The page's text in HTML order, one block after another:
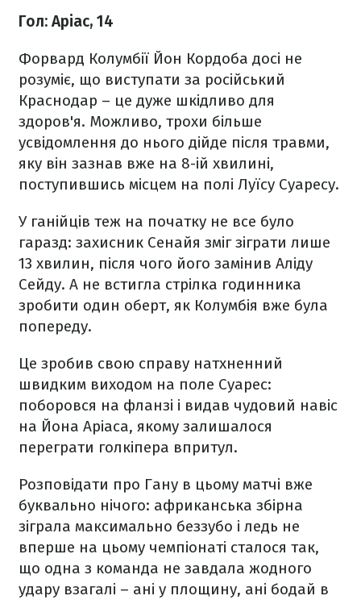
Гол: Аріас, 14
Форвард Колумбії Йон Кордоба досі не
розуміє, що виступати за російський
Краснодар – це дуже шкідливо для
здоров'я. Можливо, трохи більше
усвідомлення до нього дійде після травми,
яку він зазнав вже на 8-ій хвилині,
поступившись місцем на полі Луїсу Суаресу.
У ганійців теж на початку не все було
гаразд: захисник Сенайя зміг зіграти лише
13 хвилин, після чого його замінив Аліду
Сейду. А не встигла стрілка годинника
зробити один оберт, як Колумбія вже була
попереду.
Це зробив свою справу натхненний
швидким виходом на поле Суарес:
поборовся на фланзі і видав чудовий навіс
на Йона Аріаса, якому залишалося
переграти голкіпера впритул.
Розповідати про Гану в цьому матчі вже
буквально нічого: африканська збірна
зіграла максимально беззубо і ледь не
вперше на цьому чемпіонаті сталося так,
що одна з команда не завдала жодного
удару взагалі – ані у площину, ані бодай в